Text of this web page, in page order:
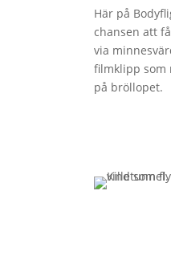
Här på
chansen att
via
filmklipp som
på bröllopet.